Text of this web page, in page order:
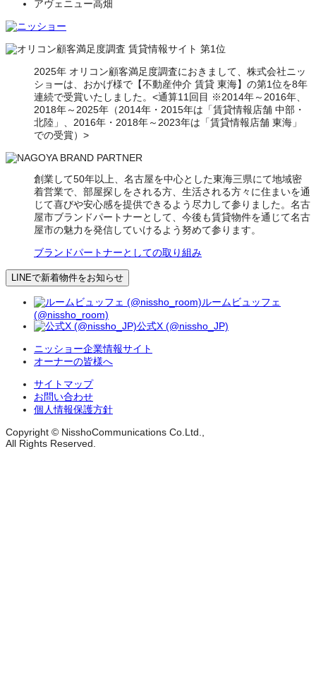
アヴェニュー高畑
2025年 オリコン顧客満足度調査におきまして、株式会社ニッ
ショーは、おかげ様で【不動産仲介 賃貸 東海】の第1位を8年
連続で受賞いたしました。<通算11回目 ※2014年～2016年、
2018年～2025年（2014年・2015年は「賃貸情報店舗 中部・
北陸」、2016年・2018年～2023年は「賃貸情報店舗 東海」
での受賞）>
創業して50年以上、名古屋を中心とした東海三県にて地域密
着営業で、部屋探しをされる方、生活される方々に住まいを通
じて喜びや安心感を提供できるよう尽力して参りました。名古
屋市ブランドパートナーとして、今後も賃貸物件を通じて名古
屋市の魅力を発信していけるよう努めて参ります。
ブランドパートナーとしての取り組み
LINEで新着物件をお知らせ
ルームビュッフェ
(@nissho_room)
公式X (@nissho_JP)
ニッショー企業情報サイト
オーナーの皆様へ
サイトマップ
お問い合わせ
個人情報保護方針
Copyright © NisshoCommunications Co.Ltd.,
All Rights Reserved.